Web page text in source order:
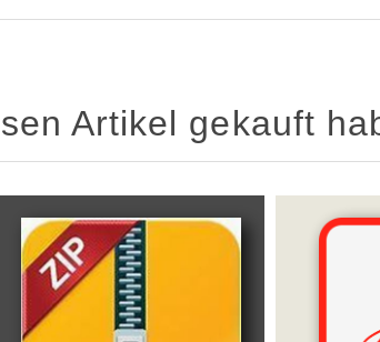
Artikel gekauft